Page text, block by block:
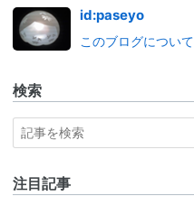
id:paseyo
このブログについて
検索
注目記事